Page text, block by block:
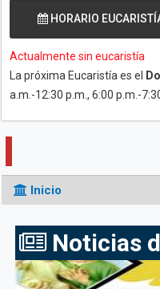
HORARIO
Actualmente sin eucaristía
La próxima Eucaristía es el
a.m.-12:30 p.m., 6:00 p.m.-
Inicio
Noticias